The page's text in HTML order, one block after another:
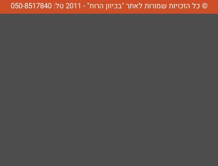
© כל הזכויות שמורות לאתר "בכיוון הרוח" - 2011 טל: 050-8517840